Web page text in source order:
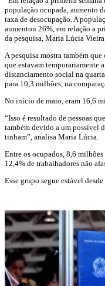
população ocupada, aumento
taxa de desocupação. A
aumentou 26%, em relação a
da pesquisa, Maria Lúcia Vieira.
A pesquisa mostra também
que estavam temporariamente
distanciamento social na
para 10,3 milhões, na
No início de maio, eram 16,6
“Isso é resultado de pessoas
também devido a um possível
tinham”, analisa Maria Lúcia.
Entre os ocupados, 8,6
12,4% de trabalhadores não
Esse grupo segue estável